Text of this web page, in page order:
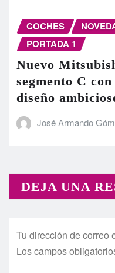
COCHES
PORTADA 1
Nuevo
segmento C
diseño
José Armando
DEJA UNA
Tu dirección de correo
Los campos